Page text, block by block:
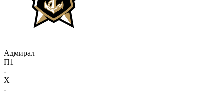
Адмирал
П1
-
X
-